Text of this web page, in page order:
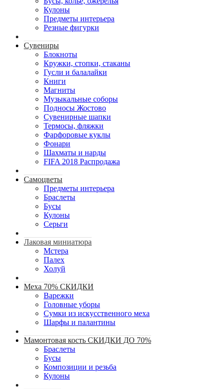
Кулоны
Предметы интерьера
Резные фигурки
Сувениры
Блокноты
Кружки, стопки, стаканы
Гусли и балалайки
Книги
Магниты
Музыкальные соборы
Подносы Жостово
Сувенирные шапки
Термосы, фляжки
Фарфоровые куклы
Фонари
Шахматы и нарды
FIFA 2018 Распродажа
Самоцветы
Предметы интерьера
Браслеты
Бусы
Кулоны
Серьги
Лаковая миниатюра
Мстера
Палех
Холуй
Меха 70% СКИДКИ
Варежки
Головные уборы
Сумки из искусственного меха
Шарфы и палантины
Мамонтовая кость СКИДКИ ДО 70%
Браслеты
Бусы
Композиции и резьба
Кулоны